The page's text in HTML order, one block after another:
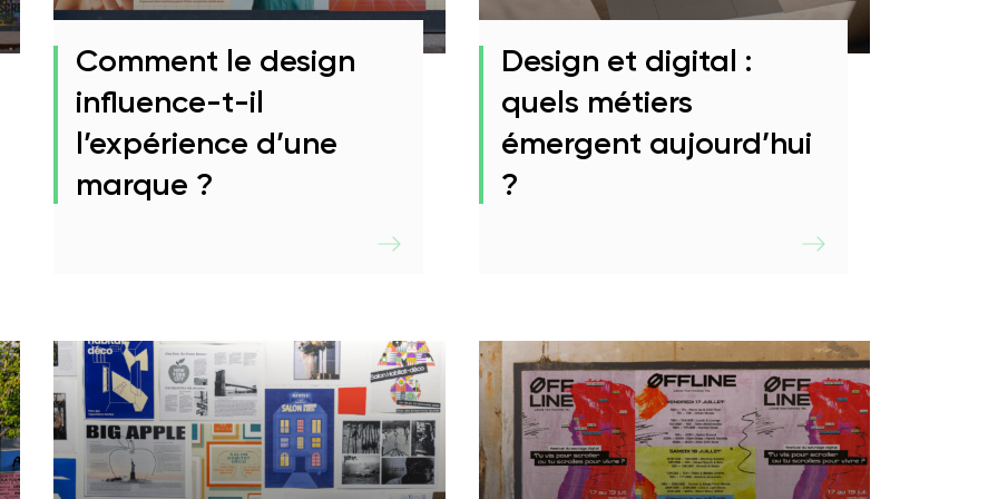
FAQ
Handi’Accueillante
En savoir plus
Comment le design
influence-t-il
l’expérience d’une
marque ?
Design et digital :
quels métiers
émergent aujourd’hui
?